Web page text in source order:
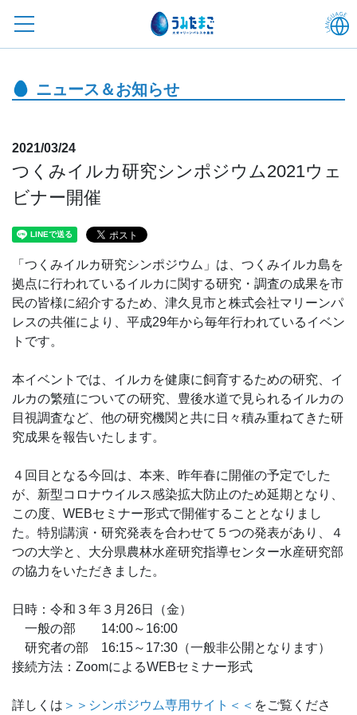
ニュース＆お知らせ
2021/03/24
つくみイルカ研究シンポジウム2021ウェ
ビナー開催
「つくみイルカ研究シンポジウム」は、つくみイルカ島を
拠点に行われているイルカに関する研究・調査の成果を市
民の皆様に紹介するため、津久見市と株式会社マリーンパ
レスの共催により、平成29年から毎年行われているイベン
トです。
本イベントでは、イルカを健康に飼育するための研究、イ
ルカの繁殖についての研究、豊後水道で見られるイルカの
目視調査など、他の研究機関と共に日々積み重ねてきた研
究成果を報告いたします。
４回目となる今回は、本来、昨年春に開催の予定でした
が、新型コロナウイルス感染拡大防止のため延期となり、
この度、WEBセミナー形式で開催することとなりまし
た。特別講演・研究発表を合わせて５つの発表があり、４
つの大学と、大分県農林水産研究指導センター水産研究部
の協力をいただきました。
日時：令和３年３月26日（金）
一般の部 14:00～16:00
研究者の部 16:15～17:30（一般非公開となります）
接続方法：ZoomによるWEBセミナー形式
詳しくは ＞＞シンポジウム専用サイト＜＜ をご覧くださ